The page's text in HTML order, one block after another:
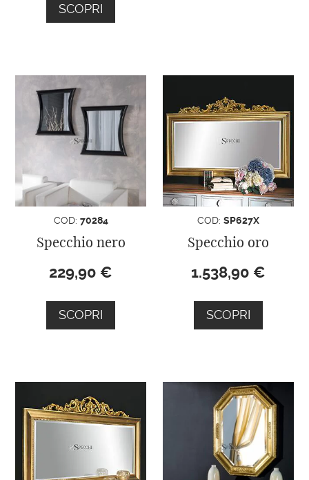
SCOPRI
COD: 70284
Specchio nero
229,90 €
SCOPRI
COD: SP627X
Specchio oro
1.538,90 €
SCOPRI